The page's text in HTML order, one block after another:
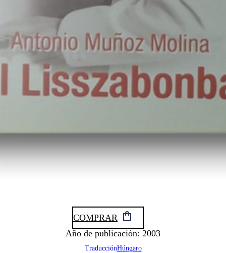
COMPRAR
Año de publicación: 2003
TraducciónHúngaro